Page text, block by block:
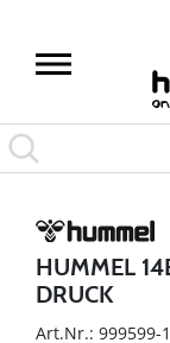
HUMMEL
DRUCK
Art.Nr.: 999599-